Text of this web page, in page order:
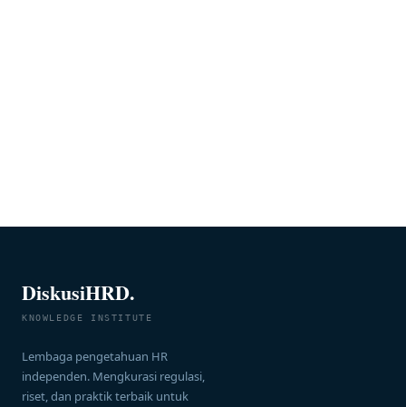
DiskusiHRD.
KNOWLEDGE INSTITUTE
Lembaga pengetahuan HR
independen. Mengkurasi regulasi,
riset, dan praktik terbaik untuk